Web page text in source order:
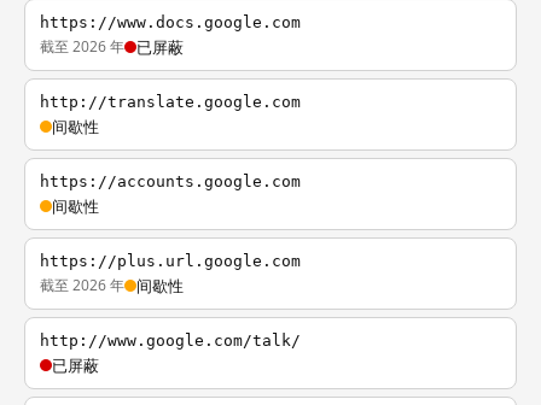
https://www.docs.google.com
截至 2026 年 已屏蔽
http://translate.google.com
间歇性
https://accounts.google.com
间歇性
https://plus.url.google.com
截至 2026 年 间歇性
http://www.google.com/talk/
已屏蔽